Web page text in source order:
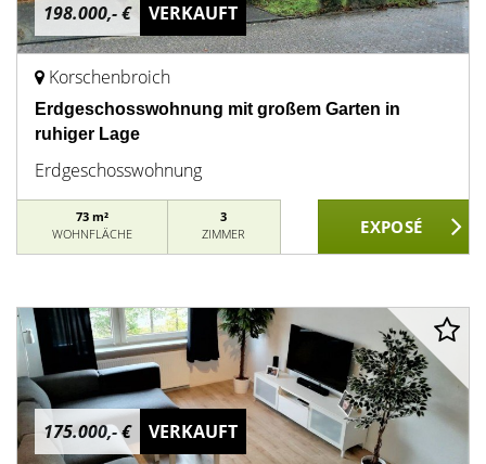
198.000,- € VERKAUFT
Korschenbroich
Erdgeschosswohnung mit großem Garten in
ruhiger Lage
Erdgeschosswohnung
73 m²
WOHNFLÄCHE
3
ZIMMER
175.000,- € VERKAUFT